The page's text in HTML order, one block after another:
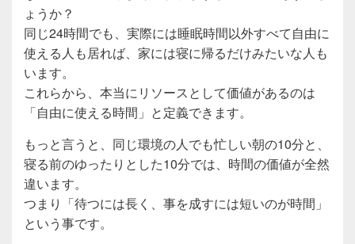
ょうか？
同じ24時間でも、実際には睡眠時間以外すべて自由に
使える人も居れば、家には寝に帰るだけみたいな人も
います。
これらから、本当にリソースとして価値があるのは
「自由に使える時間」と定義できます。
もっと言うと、同じ環境の人でも忙しい朝の10分と、
寝る前のゆったりとした10分では、時間の価値が全然
違います。
つまり「待つには長く、事を成すには短いのが時間」
という事です。